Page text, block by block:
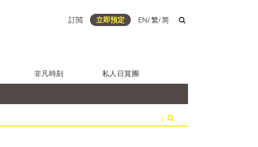
訂閲 立即預定 EN/繁/简
非凡時刻 私人日賞團
|